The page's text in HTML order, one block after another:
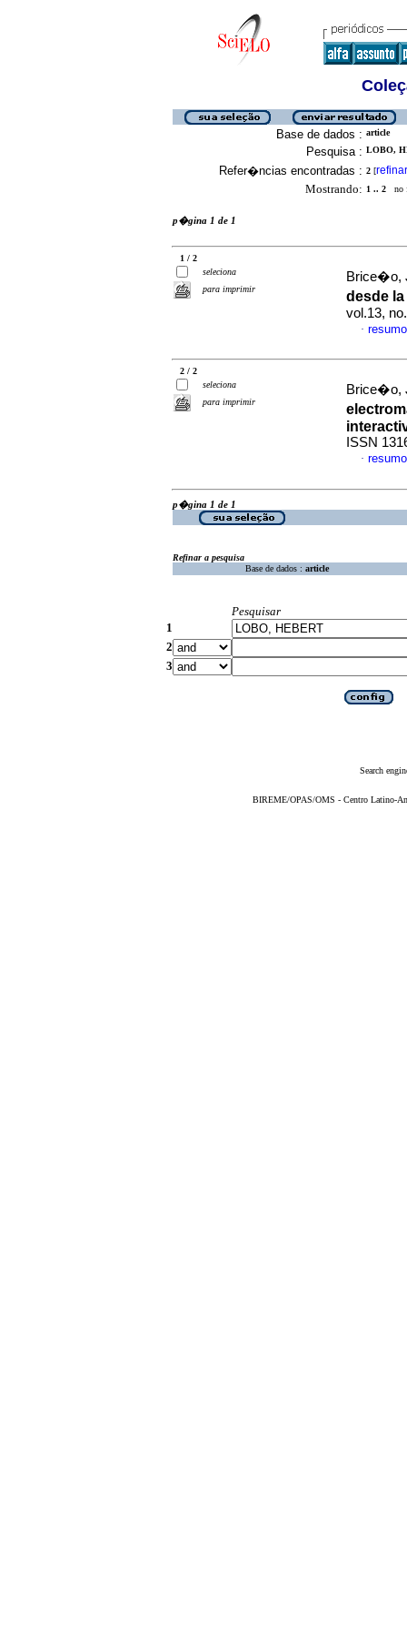
Base de dados : article
Pesquisa : LOBO,
Refer�ncias encontradas : 2 [refinar
Mostrando: 1 .. 2 no
p�gina 1 de 1
1 / 2
seleciona
para imprimir
Brice�o,
desde
vol.13,
·
2 / 2
seleciona
para imprimir
Brice�o,
ISSN
·
p�gina 1 de 1
Refinar a pesquisa
Base de dados : article
Pesquisar
1
2
3
Search
BIREME/OPAS/OMS - Centro Latino-